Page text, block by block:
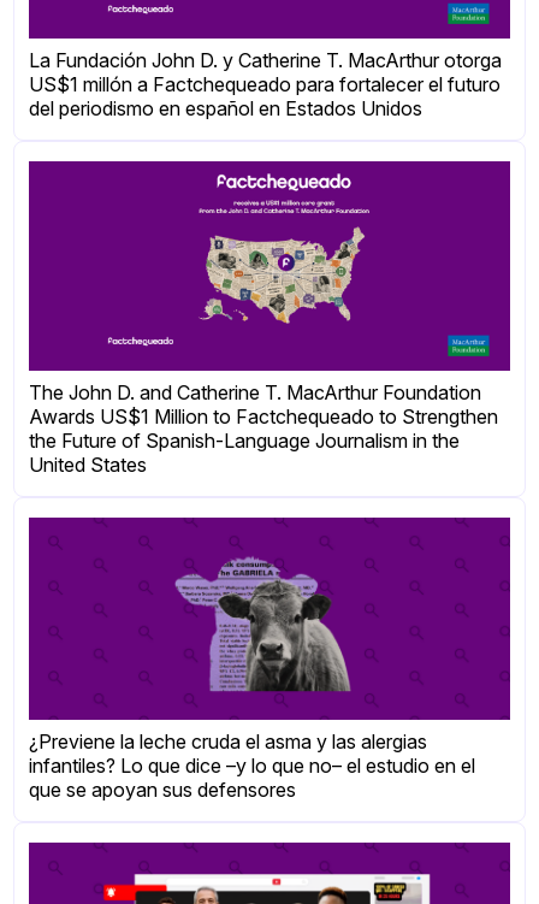
La Fundación John D. y Catherine T. MacArthur otorga
US$1 millón a Factchequeado para fortalecer el futuro
del periodismo en español en Estados Unidos
The John D. and Catherine T. MacArthur Foundation
Awards US$1 Million to Factchequeado to Strengthen
the Future of Spanish-Language Journalism in the
United States
¿Previene la leche cruda el asma y las alergias
infantiles? Lo que dice –y lo que no– el estudio en el
que se apoyan sus defensores